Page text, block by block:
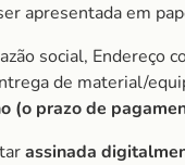
apresentada em
social,
de material/
(o prazo de
assinada